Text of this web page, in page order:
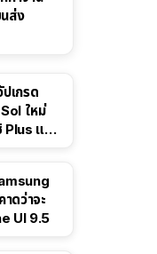
ส่ง
เกรด
ใหม่
Plus และ
ดว่าจะ
UI 9.5